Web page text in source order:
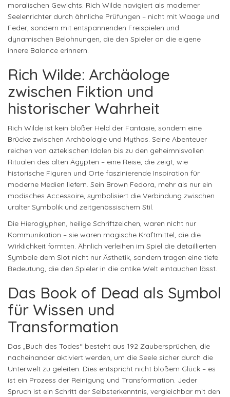
moralischen Gewichts. Rich Wilde navigiert als moderner
Seelenrichter durch ähnliche Prüfungen – nicht mit Waage und
Feder, sondern mit entspannenden Freispielen und
dynamischen Belohnungen, die den Spieler an die eigene
innere Balance erinnern.
Rich Wilde: Archäologe
zwischen Fiktion und
historischer Wahrheit
Rich Wilde ist kein bloßer Held der Fantasie, sondern eine
Brücke zwischen Archäologie und Mythos. Seine Abenteuer
reichen von aztekischen Idolen bis zu den geheimnisvollen
Ritualen des alten Ägypten – eine Reise, die zeigt, wie
historische Figuren und Orte faszinierende Inspiration für
moderne Medien liefern. Sein Brown Fedora, mehr als nur ein
modisches Accessoire, symbolisiert die Verbindung zwischen
uralter Symbolik und zeitgenössischem Stil.
Die Hieroglyphen, heilige Schriftzeichen, waren nicht nur
Kommunikation – sie waren magische Kraftmittel, die die
Wirklichkeit formten. Ähnlich verleihen im Spiel die detaillierten
Symbole dem Slot nicht nur Ästhetik, sondern tragen eine tiefe
Bedeutung, die den Spieler in die antike Welt eintauchen lässt.
Das Book of Dead als Symbol
für Wissen und
Transformation
Das „Buch des Todes“ besteht aus 192 Zaubersprüchen, die
nacheinander aktiviert werden, um die Seele sicher durch die
Unterwelt zu geleiten. Dies entspricht nicht bloßem Glück – es
ist ein Prozess der Reinigung und Transformation. Jeder
Spruch ist ein Schritt der Selbsterkenntnis, vergleichbar mit den